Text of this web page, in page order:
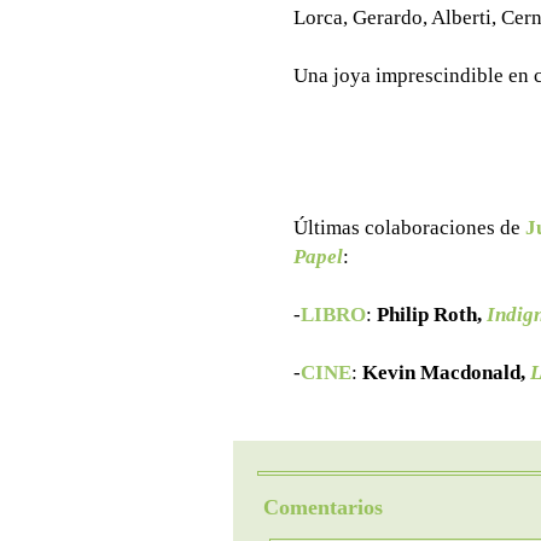
Lorca, Gerardo, Alberti,
Una joya imprescindible en
Últimas colaboraciones de
Papel:
-LIBRO: Philip Roth,
-CINE: Kevin Macdonald,
Comentarios